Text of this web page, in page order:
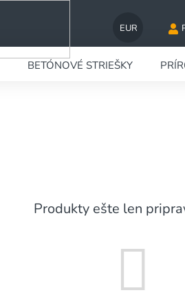
EUR
BETÓNOVÉ STRIEŠKY
Produkty ešte len